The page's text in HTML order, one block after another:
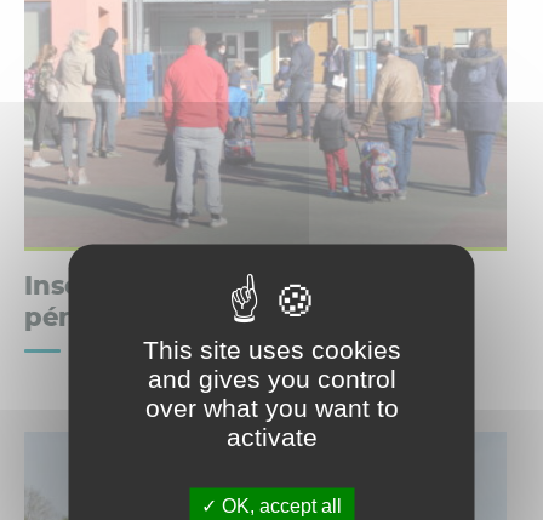
Inscriptions scolaires et
périscolaires
This site uses cookies
and gives you control
over what you want to
activate
OK, accept all